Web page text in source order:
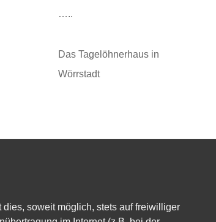
…..
Das Tagelöhnerhaus in
Wörrstadt
soweit möglich, stets auf freiwilliger